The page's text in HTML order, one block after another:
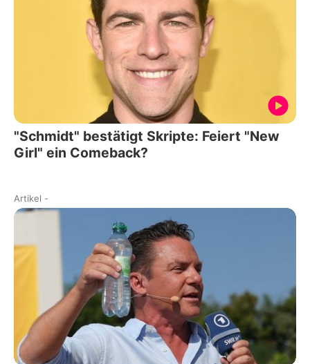
"Schmidt" bestätigt Skripte: Feiert "New
Girl" ein Comeback?
Artikel -